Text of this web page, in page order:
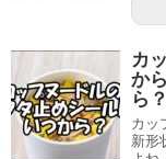
カ
か
ら？
カッ
新形